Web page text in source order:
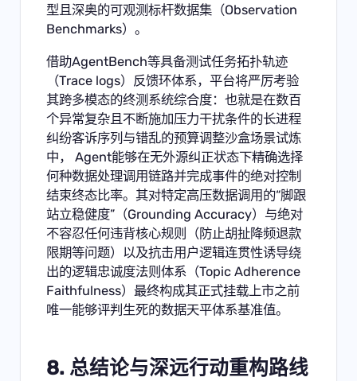
型且深奥的可观测标杆数据集（Observation
Benchmarks）。
借助AgentBench等具备测试任务拓扑轨迹
（Trace logs）反馈环体系，平台将严厉考验
其跨多模态的终测系统综合度：也就是在数百
个异常复杂且不断施加压力干扰条件的长进程
纠纷客诉序列与错乱的预算调整沙盒场景试炼
中， Agent能够在无外源纠正状态下精确选择
何种数据处理调用链路并完成事件的绝对控制
结束终态比率。其对特定高压数据调用的“脚跟
站立稳健度”（Grounding Accuracy）与绝对
不容忍任何违背核心规则（防止胡扯降频退款
限期等问题）以及抗击用户逻辑连贯性诱导绕
出的逻辑忠诚度法则体系（Topic Adherence
Faithfulness）最终构成其正式挂载上市之前
唯一能够评判生死的数据天平体系基准值。
8. 总结论与深远行动重构路线